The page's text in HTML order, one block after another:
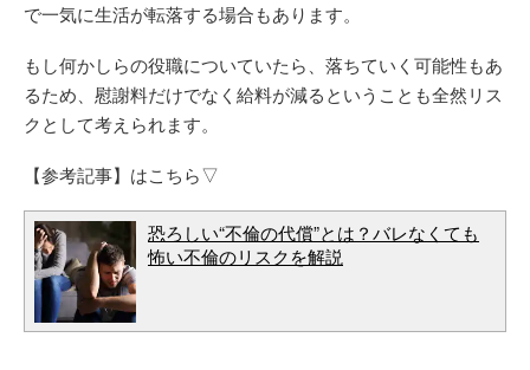
で一気に生活が転落する場合もあります。
もし何かしらの役職についていたら、落ちていく可能性もあ
るため、慰謝料だけでなく給料が減るということも全然リス
クとして考えられます。
【参考記事】はこちら▽
恐ろしい“不倫の代償”とは？バレなくても
怖い不倫のリスクを解説